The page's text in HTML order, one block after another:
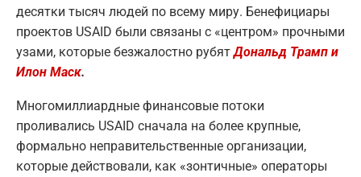
десятки тысяч людей по всему миру. Бенефициары
проектов USAID были связаны с «центром» прочными
узами, которые безжалостно рубятДональд Трамп и
Илон Маск.
Многомиллиардные финансовые потоки
проливались USAID сначала на более крупные,
формально неправительственные организации,
которые действовали, как «зонтичные» операторы